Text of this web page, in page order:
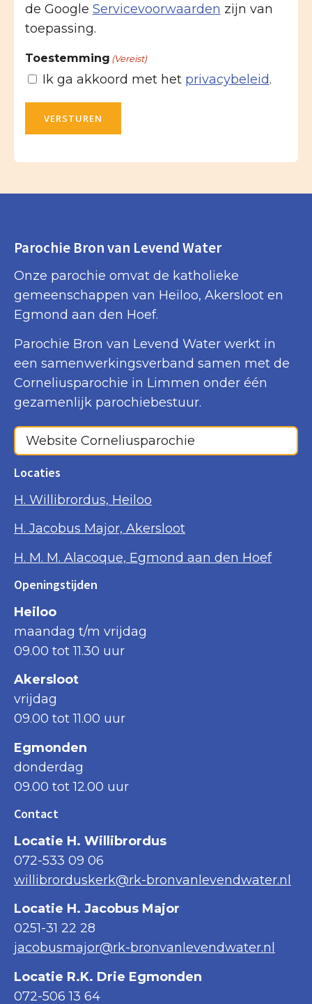
de Google Servicevoorwaarden zijn van
toepassing.
Toestemming (Vereist)
Ik ga akkoord met het privacybeleid.
VERSTUREN
Parochie Bron van Levend Water
Onze parochie omvat de katholieke
gemeenschappen van Heiloo, Akersloot en
Egmond aan den Hoef.
Parochie Bron van Levend Water werkt in
een samenwerkingsverband samen met de
Corneliusparochie in Limmen onder één
gezamenlijk parochiebestuur.
Website Corneliusparochie
Locaties
H. Willibrordus, Heiloo
H. Jacobus Major, Akersloot
H. M. M. Alacoque, Egmond aan den Hoef
Openingstijden
Heiloo
maandag t/m vrijdag
09.00 tot 11.30 uur
Akersloot
vrijdag
09.00 tot 11.00 uur
Egmonden
donderdag
09.00 tot 12.00 uur
Contact
Locatie H. Willibrordus
072-533 09 06
willibrorduskerk@rk-bronvanlevendwater.nl
Locatie H. Jacobus Major
0251-31 22 28
jacobusmajor@rk-bronvanlevendwater.nl
Locatie R.K. Drie Egmonden
072-506 13 64